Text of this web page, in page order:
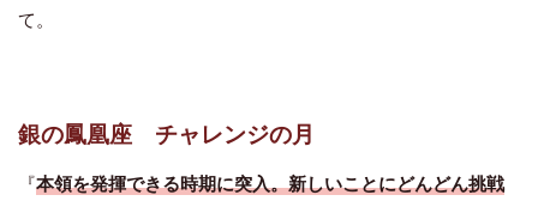
て。
銀の鳳凰座 チャレンジの月
『本領を発揮できる時期に突入。新しいことにどんどん挑戦